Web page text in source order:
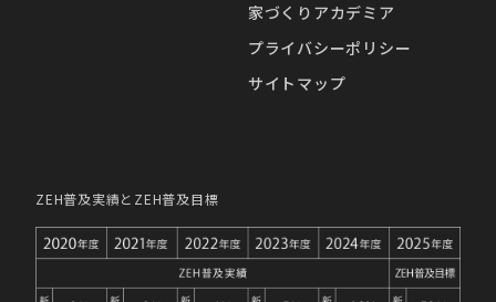
家づくりアカデミア
プライバシーポリシー
サイトマップ
ZEH普及実績とZEH普及目標